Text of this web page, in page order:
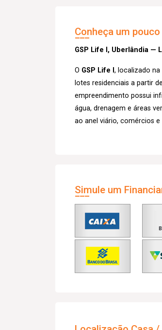
Conheça um
GSP Life I, Uberlândia —
O GSP Life I , localizado na
lotes residenciais a partir de
empreendimento possui
água, drenagem e áreas
ao anel viário, comércios e
Simule um